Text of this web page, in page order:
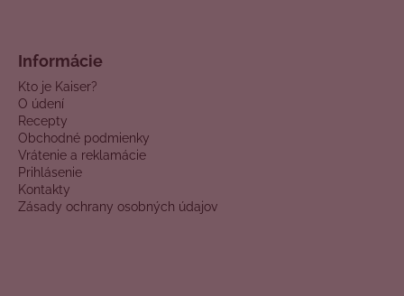
Informácie
Kto je Kaiser?
O údení
Recepty
Obchodné podmienky
Vrátenie a reklamácie
Prihlásenie
Kontakty
Zásady ochrany osobných údajov